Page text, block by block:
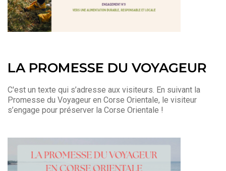
LA PROMESSE DU VOYAGEUR
C'est un texte qui s’adresse aux visiteurs. En suivant la
Promesse du Voyageur en Corse Orientale, le visiteur
s’engage pour préserver la Corse Orientale !